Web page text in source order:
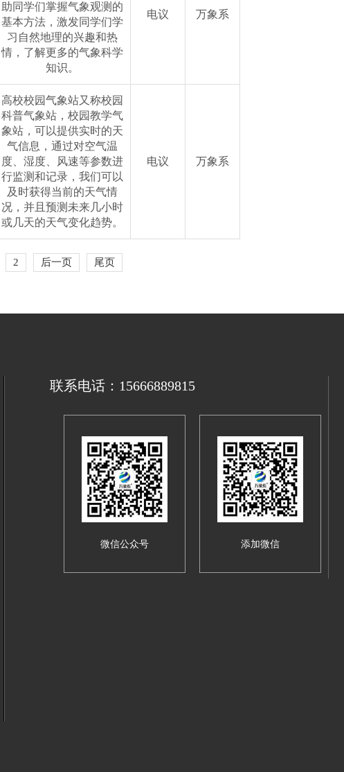
助同学们掌握气象观测的
基本方法，激发同学们学
习自然地理的兴趣和热
情，了解更多的气象科学
知识。
电议 万象系
高校校园气象站又称校园
科普气象站，校园教学气
象站，可以提供实时的天
气信息，通过对空气温
度、湿度、风速等参数进
行监测和记录，我们可以
及时获得当前的天气情
况，并且预测未来几小时
或几天的天气变化趋势。
电议 万象系
2 后一页 尾页
联系电话：15666889815
添加微信
微信公众号